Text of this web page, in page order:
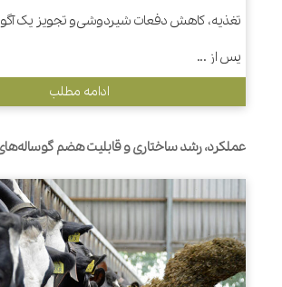
تغذیه، کاهش دفعات شیردوشی و تجویز یک
پس از ...
ادامه مطلب